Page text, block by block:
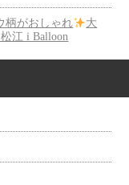
柄がおしゃれ
大
江 i Balloon